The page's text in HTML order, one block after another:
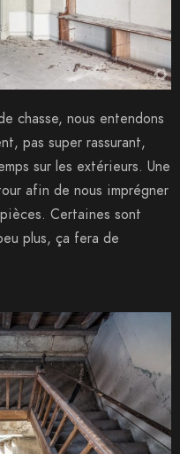
chasse, nous entendons
pas super rassurant,
sur les extérieurs. Une
afin de nous imprégner
Certaines sont
plus, ça fera de